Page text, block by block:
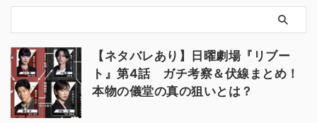
【ネタバレあり】日曜劇場『リブー
ト』第4話 ガチ考察＆伏線まとめ！
本物の儀堂の真の狙いとは？